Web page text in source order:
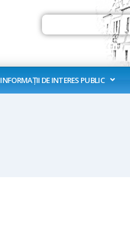
Search
INFORMAȚII DE INTERES PUBLIC